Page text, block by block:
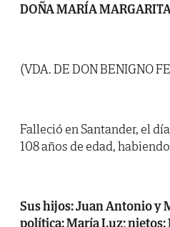
DOÑA MARÍA
(VDA. DE DON BENIGNO
Falleció en Santander, el
108 años de edad,
Sus hijos: Juan Antonio y
política: María Luz;